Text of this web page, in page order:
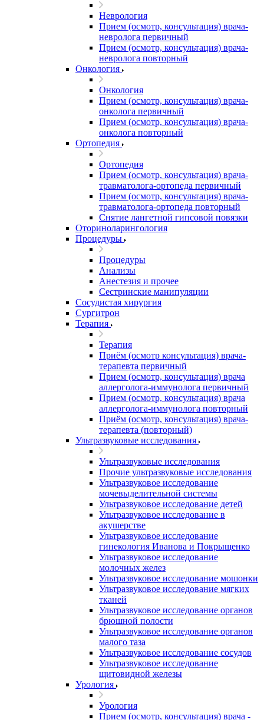
Неврология
Прием (осмотр, консультация) врача-
невролога первичный
Прием (осмотр, консультация) врача-
невролога повторный
Онкология
Онкология
Прием (осмотр, консультация) врача-
онколога первичный
Прием (осмотр, консультация) врача-
онколога повторный
Ортопедия
Ортопедия
Прием (осмотр, консультация) врача-
травматолога-ортопеда первичный
Прием (осмотр, консультация) врача-
травматолога-ортопеда повторный
Снятие лангетной гипсовой повязки
Оториноларингология
Процедуры
Процедуры
Анализы
Анестезия и прочее
Сестринские манипуляции
Сосудистая хирургия
Сургитрон
Терапия
Терапия
Приём (осмотр консультация) врача-
терапевта первичный
Прием (осмотр, консультация) врача
аллерголога-иммунолога первичный
Прием (осмотр, консультация) врача
аллерголога-иммунолога повторный
Приём (осмотр, консультация) врача-
терапевта (повторный)
Ультразвуковые исследования
Ультразвуковые исследования
Прочие ультразвуковые исследования
Ультразвуковое исследование
мочевыделительной системы
Ультразвуковое исследование детей
Ультразвуковое исследование в
акушерстве
Ультразвуковое исследование
гинекология Иванова и Покрыщенко
Ультразвуковое исследование
молочных желез
Ультразвуковое исследование мошонки
Ультразвуковое исследование мягких
тканей
Ультразвуковое исследование органов
брюшной полости
Ультразвуковое исследование органов
малого таза
Ультразвуковое исследование сосудов
Ультразвуковое исследование
щитовидной железы
Урология
Урология
Прием (осмотр, консультация) врача -